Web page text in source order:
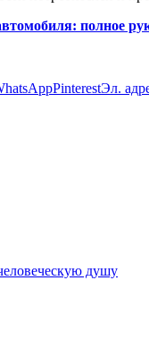
полное
PinterestЭл.
душу